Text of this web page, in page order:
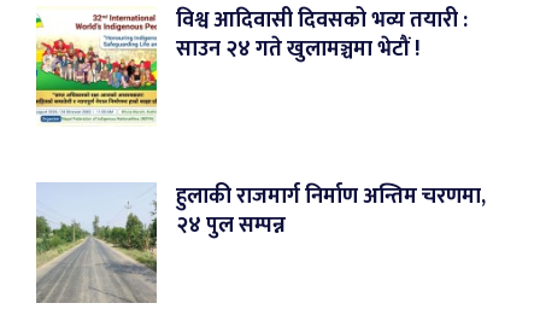
विश्व आदिवासी दिवसको भव्य तयारी :
साउन २४ गते खुलामञ्चमा भेटौं !
हुलाकी राजमार्ग निर्माण अन्तिम चरणमा,
२४ पुल सम्पन्न